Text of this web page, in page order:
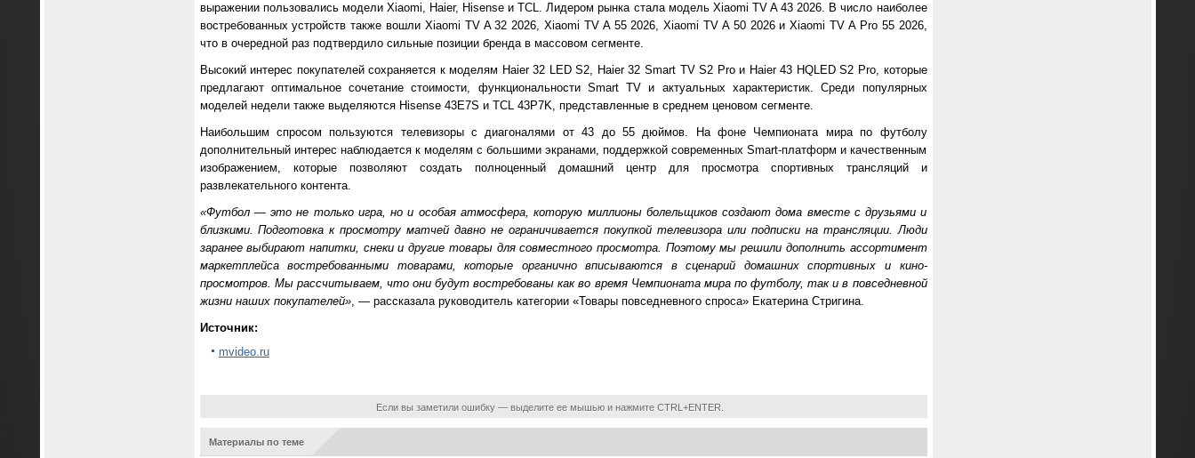
выражении пользовались модели Xiaomi, Haier, Hisense и TCL. Лидером рынка стала модель Xiaomi TV A 43 2026. В число наиболее
востребованных устройств также вошли Xiaomi TV A 32 2026, Xiaomi TV A 55 2026, Xiaomi TV A 50 2026 и Xiaomi TV A Pro 55 2026,
что в очередной раз подтвердило сильные позиции бренда в массовом сегменте.
Высокий интерес покупателей сохраняется к моделям Haier 32 LED S2, Haier 32 Smart TV S2 Pro и Haier 43 HQLED S2 Pro, которые
предлагают оптимальное сочетание стоимости, функциональности Smart TV и актуальных характеристик. Среди популярных
моделей недели также выделяются Hisense 43E7S и TCL 43P7K, представленные в среднем ценовом сегменте.
Наибольшим спросом пользуются телевизоры с диагоналями от 43 до 55 дюймов. На фоне Чемпионата мира по футболу
дополнительный интерес наблюдается к моделям с большими экранами, поддержкой современных Smart-платформ и качественным
изображением, которые позволяют создать полноценный домашний центр для просмотра спортивных трансляций и
развлекательного контента.
«Футбол — это не только игра, но и особая атмосфера, которую миллионы болельщиков создают дома вместе с друзьями и
близкими. Подготовка к просмотру матчей давно не ограничивается покупкой телевизора или подписки на трансляции. Люди
заранее выбирают напитки, снеки и другие товары для совместного просмотра. Поэтому мы решили дополнить ассортимент
маркетплейса востребованными товарами, которые органично вписываются в сценарий домашних спортивных и кино-
просмотров. Мы рассчитываем, что они будут востребованы как во время Чемпионата мира по футболу, так и в повседневной
жизни наших покупателей», — рассказала руководитель категории «Товары повседневного спроса» Екатерина Стригина.
Источник:
mvideo.ru
Если вы заметили ошибку — выделите ее мышью и нажмите CTRL+ENTER.
Материалы по теме